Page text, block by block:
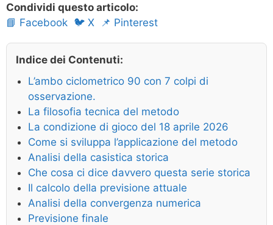
Condividi questo articolo:
📘 Facebook 🐦 X 📌 Pinterest
Indice dei Contenuti:
L’ambo ciclometrico 90 con 7 colpi di
osservazione.
La filosofia tecnica del metodo
La condizione di gioco del 18 aprile 2026
Come si sviluppa l’applicazione del metodo
Analisi della casistica storica
Che cosa ci dice davvero questa serie storica
Il calcolo della previsione attuale
Analisi della convergenza numerica
Previsione finale